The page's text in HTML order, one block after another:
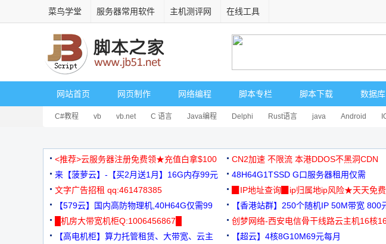
菜鸟学堂 服务器常用软件 主机测评网 在线工具
网站首页 网页制作 网络编程 脚本专栏 脚本下载 数据库
C#教程 vb vb.net C 语言 Java编程 Delphi Rust语言 java Android
<推荐>云服务器注册免费领★充值白拿$100 CN2加速 不限流 本港DDOS不黑洞CDN
来【菠萝云】-【买2月送1月】16G内存99元
48H64G1TSSD G口服务器租用仅需
3000+可免费测试
文字广告招租 qq:461478385
▉IP地址查询▉ip归属地ip风险★天天免
【579云】国内高防物理机,40H64G仅需99
元
【香港站群】250个随机IP 50M带宽 800
█机房大带宽机柜Q:1006456867█
创梦网络-西安电信骨干线路云主机16核
88元/月
【高电机柜】算力托管租赁、大带宽、云主
【超云】4核8G10M69元每月